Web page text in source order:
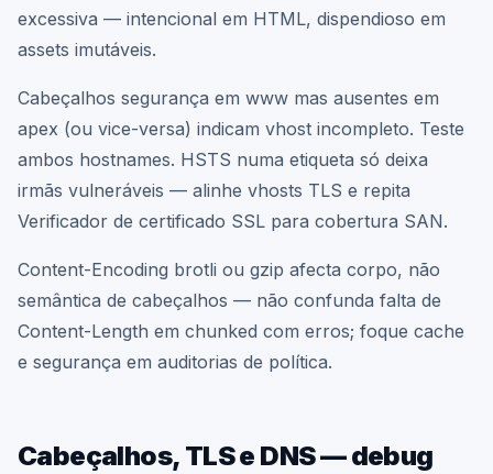
excessiva — intencional em HTML, dispendioso em
assets imutáveis.
Cabeçalhos segurança em www mas ausentes em
apex (ou vice-versa) indicam vhost incompleto. Teste
ambos hostnames. HSTS numa etiqueta só deixa
irmãs vulneráveis — alinhe vhosts TLS e repita
Verificador de certificado SSL para cobertura SAN.
Content-Encoding brotli ou gzip afecta corpo, não
semântica de cabeçalhos — não confunda falta de
Content-Length em chunked com erros; foque cache
e segurança em auditorias de política.
Cabeçalhos, TLS e DNS — debug